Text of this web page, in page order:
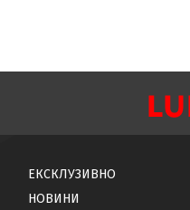
ЕКСКЛУЗИВНО
НОВИНИ